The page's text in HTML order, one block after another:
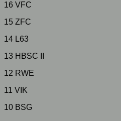
16 VFC
15 ZFC
14 L63
13 HBSC II
12 RWE
11 VIK
10 BSG